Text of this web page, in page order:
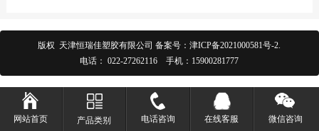
版权 天津恒瑞佳塑胶有限公司 备案号：津ICP备2021000581号-2.
电话： 022-27262116 手机： 15900281777
网站首页 产品类别 电话咨询 在线客服 微信咨询